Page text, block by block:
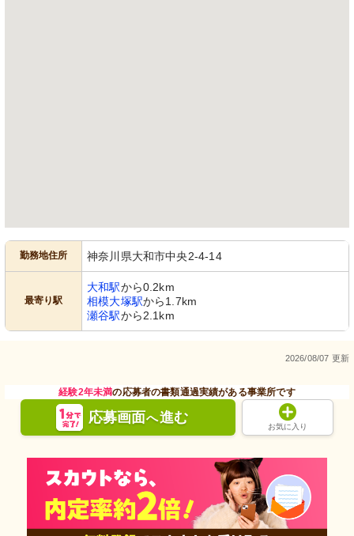
勤務地住所 神奈川県大和市中央2-4-14
最寄り駅
大和駅から0.2km
相模大塚駅から1.7km
瀬谷駅から2.1km
2026/08/07 更新
経験2年未満の応募者の書類通過実績がある事業所です
応募画面へ進む
お気に入り